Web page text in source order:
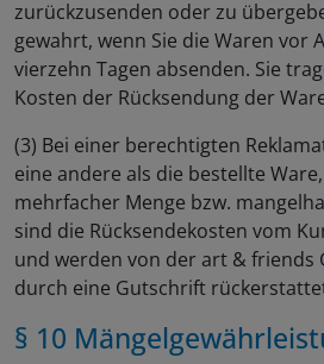
zurückzusenden oder zu
gewahrt, wenn Sie die Waren vor
vierzehn Tagen absenden. Sie
Kosten der Rücksendung der
(3) Bei einer berechtigten
eine andere als die bestellte
mehrfacher Menge bzw.
sind die Rücksendekosten vom
und werden von der art & friends
durch eine Gutschrift
§ 10